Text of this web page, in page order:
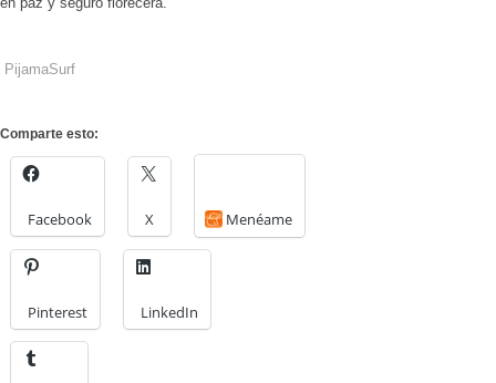
PijamaSurf
Comparte esto:
Facebook X Menéame
Pinterest LinkedIn